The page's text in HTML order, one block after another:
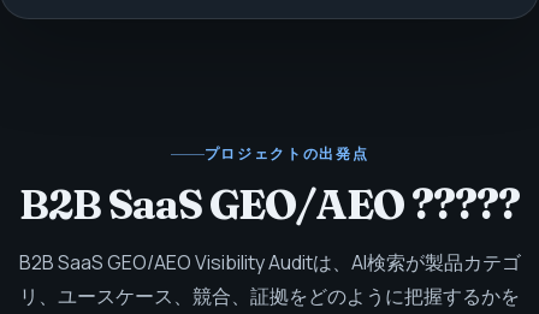
プロジェクトの出発点
B2B SaaS GEO/AEO ?????
B2B SaaS GEO/AEO Visibility Auditは、AI検索が製品カテゴ
リ、ユースケース、競合、証拠をどのように把握するかを